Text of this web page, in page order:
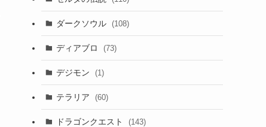
ダークソウル (108)
ディアブロ (73)
デジモン (1)
テラリア (60)
ドラゴンクエスト (143)